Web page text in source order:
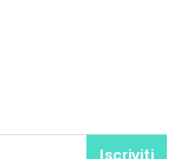
Iscriviti